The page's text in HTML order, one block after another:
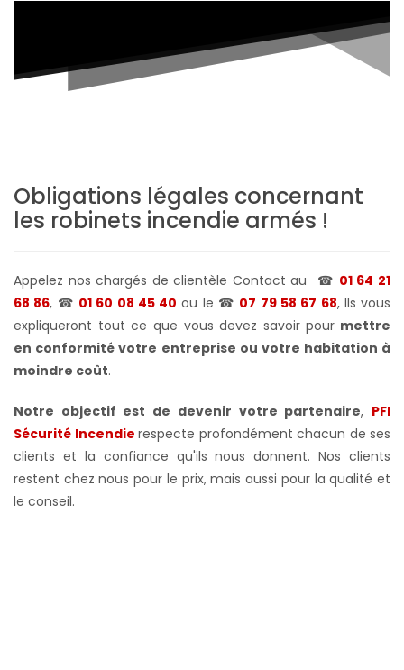
Obligations légales concernant
les robinets incendie armés !
Appelez nos chargés de clientèle Contact au ☎ 01 64 21
68 86, ☎ 01 60 08 45 40 ou le ☎ 07 79 58 67 68, Ils vous
expliqueront tout ce que vous devez savoir pour mettre
en conformité votre entreprise ou votre habitation à
moindre coût.
Notre objectif est de devenir votre partenaire, PFI
Sécurité Incendie respecte profondément chacun de ses
clients et la confiance qu'ils nous donnent. Nos clients
restent chez nous pour le prix, mais aussi pour la qualité et
le conseil.